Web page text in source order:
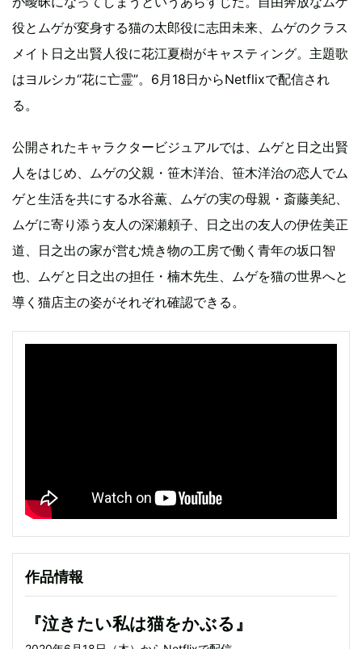
役とムゲが変身する猫の太郎役に志田未来、ムゲのクラス
メイト日之出賢人役に花江夏樹がキャスティング。主題歌
はヨルシカ“花に亡霊”。6月18日からNetflixで配信され
る。
公開されたキャラクタービジュアルでは、ムゲと日之出賢
人をはじめ、ムゲの父親・笹木洋治、笹木洋治の恋人でム
ゲと生活を共にする水谷薫、ムゲの実の母親・斎藤美紀、
ムゲに寄り添う友人の深瀬頼子、日之出の友人の伊佐美正
道、日之出の家が営む焼き物の工房で働く青年の坂口智
也、ムゲと日之出の担任・楠木先生、ムゲを猫の世界へと
導く猫店主の姿がそれぞれ確認できる。
作品情報
『泣きたい私は猫をかぶる』